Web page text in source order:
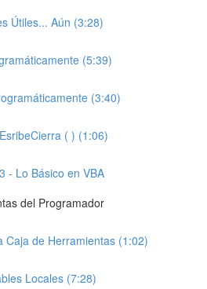
Útiles... Aún (3:28)
(5:39)
(3:40)
( ) (1:06)
- Lo Básico en VBA
del Programador
Caja de Herramientas (1:02)
Locales (7:28)